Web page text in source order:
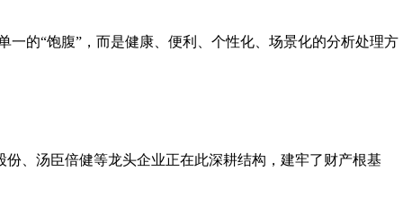
的“饱腹”，而是健康、便利、个性化、场景化的分析处理方
汤臣倍健等龙头企业正在此深耕结构，建牢了财产根基